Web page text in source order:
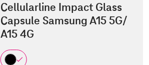
Cellularline Impact Glass
Capsule Samsung A15 5G/
A15 4G